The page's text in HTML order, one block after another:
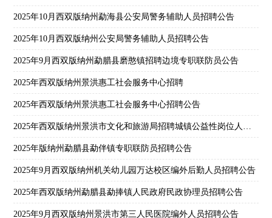
2025年10月西双版纳州勐海县公安局警务辅助人员招聘公告
2025年10月西双版纳州公安局警务辅助人员招聘公告
2025年9月西双版纳州勐腊县磨憨镇招聘边境专职联防员公告
2025年西双版纳州景洪惠工社会服务中心招聘
2025年西双版纳州景洪惠工社会服务中心招聘公告
2025年版纳州勐腊县勐伴镇专职联防员招聘公告
2025年9月西双版纳州机关幼儿园万达校区编外后勤人员招聘公告
2025年西双版纳州勐腊县勐捧镇人民政府民政协理员招聘公告
2025年9月西双版纳州景洪市第三人民医院编外人员招聘公告